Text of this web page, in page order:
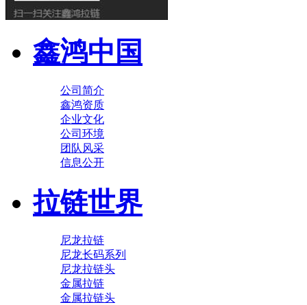
鑫鸿中国
公司简介
鑫鸿资质
企业文化
公司环境
团队风采
信息公开
拉链世界
尼龙拉链
尼龙长码系列
尼龙拉链头
金属拉链
金属拉链头